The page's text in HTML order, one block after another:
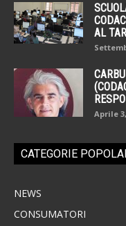
AL
Aprile
CATEGORIE
NEWS
CONSUMATORI